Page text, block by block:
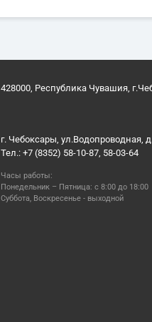
428000, Республика Чувашия,
г. Чебоксары, ул.Водопроводная,
Тел.: +7 (8352) 58-10-87, 58-03-64
Часы работы:
Понедельник – Пятница: с 8:00 до 18:00
Суббота, Воскресенье - выходной